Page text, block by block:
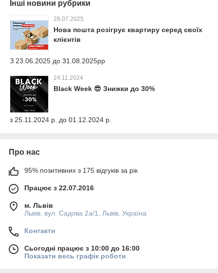
Інші новини рубрики
28.07.2025
Нова пошта розігрує квартиру серед своїх
клієнтів
З 23.06.2025 до 31.08.2025рр
24.11.2024
Black Week 😎 Знижки до 30%
з 25.11.2024 р. до 01.12.2024 р.
Про нас
95% позитивних з 175 відгуків за рік
Працює з 22.07.2016
м. Львів
Львів, вул. Садова 2а/1, Львів, Україна
Контакти
Сьогодні працює з 10:00 до 16:00
Показати весь графік роботи